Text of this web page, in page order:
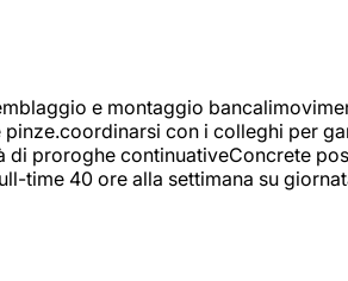
e montaggio
con i colleghi per
proroghe continuativeConcrete
time 40 ore alla settimana su